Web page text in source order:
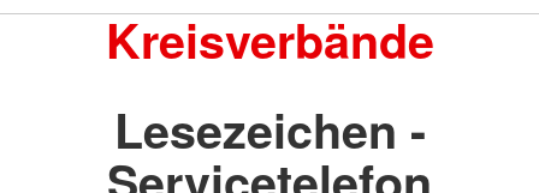
Kreisverbände
Lesezeichen -